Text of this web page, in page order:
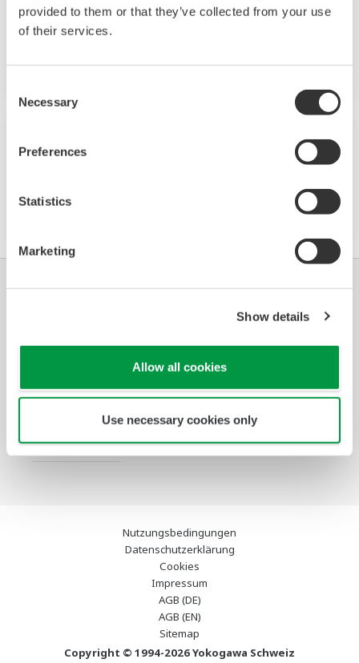
provided to them or that they’ve collected from your use
of their services.
Selection
Necessary
Preferences
Statistics
Marketing
Show details
Allow all cookies
Use necessary cookies only
Innovationspreis für die beste Asset-
Monitoring-Technologie ausgezeichnet. Mit
Kohlenwasserstoff verarbeitenden Industrie
Pandemie
Services
Ausgewählte
Themen
Support
Kontakt
Nutzungsbedingungen
Datenschutzerklärung
Cookies
Impressum
AGB (DE)
AGB (EN)
Sitemap
Copyright © 1994-2026 Yokogawa Schweiz